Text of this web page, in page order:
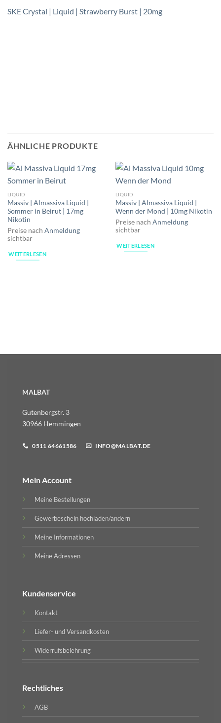
SKE Crystal | Liquid | Strawberry Burst | 20mg
ÄHNLICHE PRODUKTE
LIQUID
Massiv | Almassiva Liquid |
Sommer in Beirut | 17mg
Nikotin
Preise nach Anmeldung
sichtbar
WEITERLESEN
LIQUID
Massiv | Almassiva Liquid |
Wenn der Mond | 10mg Nikotin
Preise nach Anmeldung
sichtbar
WEITERLESEN
MALBAT
Gutenbergstr. 3
30966 Hemmingen
0511 64661586 INFO@MALBAT.DE
Mein Account
Meine Bestellungen
Gewerbeschein hochladen/ändern
Meine Informationen
Meine Adressen
Kundenservice
Kontakt
Liefer- und Versandkosten
Widerrufsbelehrung
Rechtliches
AGB